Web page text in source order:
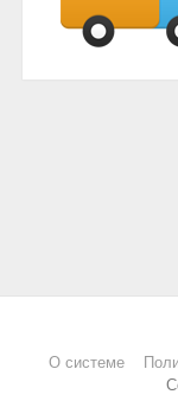
О системе